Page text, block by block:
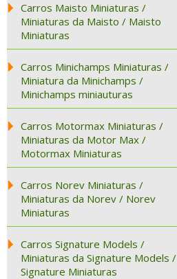
Carros Maisto Miniaturas /
Miniaturas da Maisto / Maisto
Miniaturas
Carros Minichamps Miniaturas /
Miniatura da Minichamps /
Minichamps miniauturas
Carros Motormax Miniaturas /
Miniaturas da Motor Max /
Motormax Miniaturas
Carros Norev Miniaturas /
Miniaturas da Norev / Norev
Miniaturas
Carros Signature Models /
Miniaturas da Signature Models /
Signature Miniaturas